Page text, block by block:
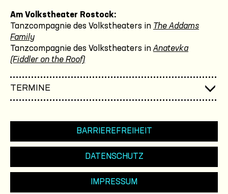
Am Volkstheater Rostock:
Tanzcompagnie des Volkstheaters in The Addams
Family
Tanzcompagnie des Volkstheaters in Anatevka
(Fiddler on the Roof)
TERMINE
BARRIEREFREIHEIT
DATENSCHUTZ
IMPRESSUM